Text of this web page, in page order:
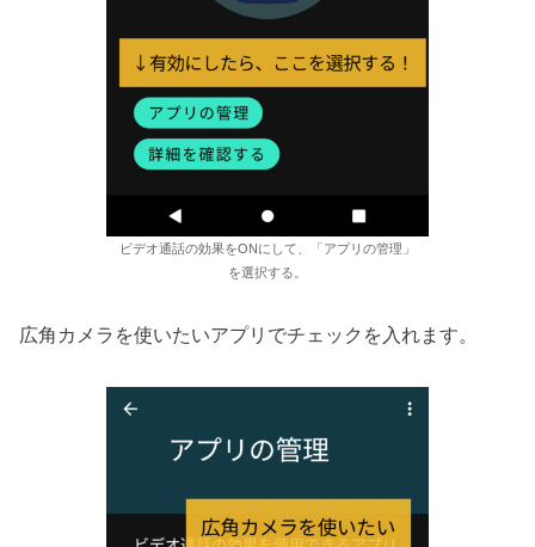
ビデオ通話の効果をONにして、「アプリの管理」
を選択する。
広角カメラを使いたいアプリでチェックを入れます。